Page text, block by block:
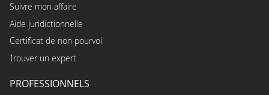
Suivre mon affaire
Aide juridictionnelle
Certificat de non pourvoi
Trouver un expert
PROFESSIONNELS